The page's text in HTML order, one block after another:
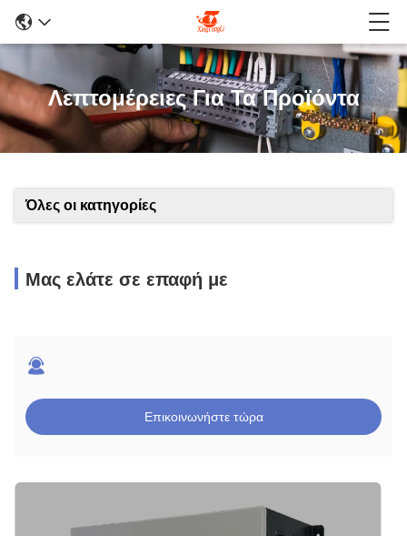
Λεπτομέρειες Για Τα Προϊόντα
Όλες οι κατηγορίες
Μας ελάτε σε επαφή με
Επικοινωνήστε τώρα